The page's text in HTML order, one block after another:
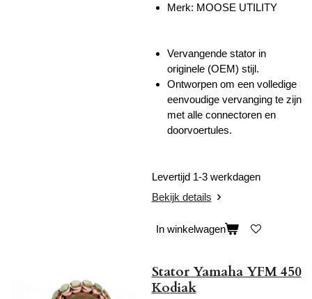
Merk: MOOSE UTILITY
Vervangende stator in
originele (OEM) stijl.
Ontworpen om een volledige
eenvoudige vervanging te zijn
met alle connectoren en
doorvoertules.
Levertijd 1-3 werkdagen
Bekijk details
In winkelwagen
Stator Yamaha YFM 450
Kodiak